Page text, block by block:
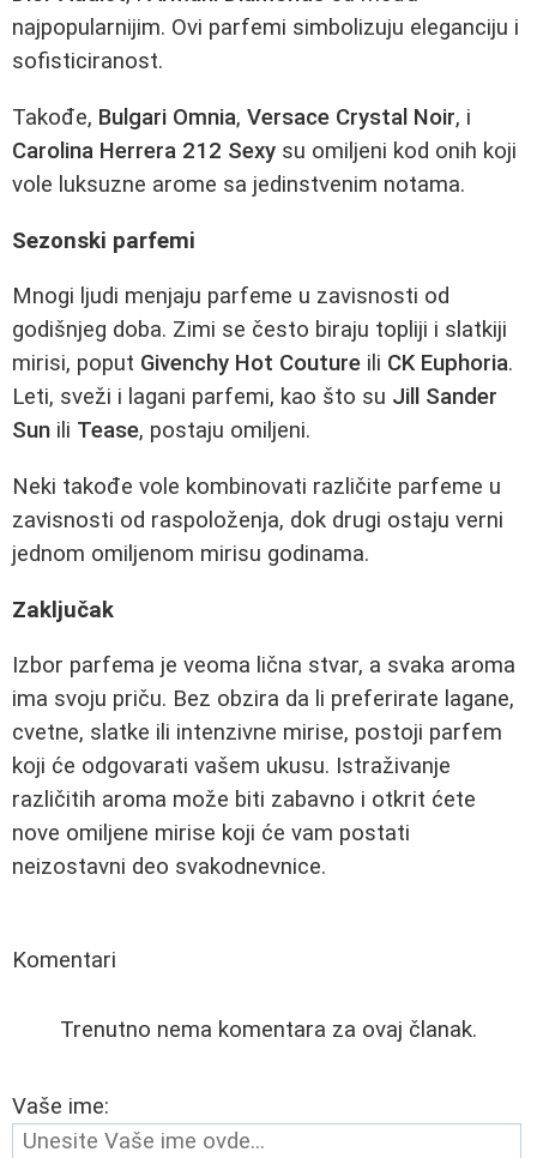
najpopularnijim. Ovi parfemi simbolizuju eleganciju i
sofisticiranost.
Takođe, Bulgari Omnia, Versace Crystal Noir, i
Carolina Herrera 212 Sexy su omiljeni kod onih koji
vole luksuzne arome sa jedinstvenim notama.
Sezonski parfemi
Mnogi ljudi menjaju parfeme u zavisnosti od
godišnjeg doba. Zimi se često biraju topliji i slatkiji
mirisi, poput Givenchy Hot Couture ili CK Euphoria.
Leti, sveži i lagani parfemi, kao što su Jill Sander
Sun ili Tease, postaju omiljeni.
Neki takođe vole kombinovati različite parfeme u
zavisnosti od raspoloženja, dok drugi ostaju verni
jednom omiljenom mirisu godinama.
Zaključak
Izbor parfema je veoma lična stvar, a svaka aroma
ima svoju priču. Bez obzira da li preferirate lagane,
cvetne, slatke ili intenzivne mirise, postoji parfem
koji će odgovarati vašem ukusu. Istraživanje
različitih aroma može biti zabavno i otkrit ćete
nove omiljene mirise koji će vam postati
neizostavni deo svakodnevnice.
Komentari
Trenutno nema komentara za ovaj članak.
Vaše ime: